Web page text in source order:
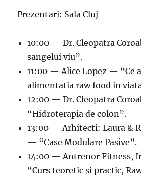
Prezentari: Sala Cluj
10:00 — Dr. Cleopatra
sangelui viu”.
11:00 — Alice Lopez — “Ce
alimentatia raw food in
12:00 — Dr. Cleopatra
“Hidroterapia de colon”.
13:00 — Arhitecti: Laura &
— “Case Modulare Pasive”.
14:00 — Antrenor Fitness,
“Curs teoretic si practic,